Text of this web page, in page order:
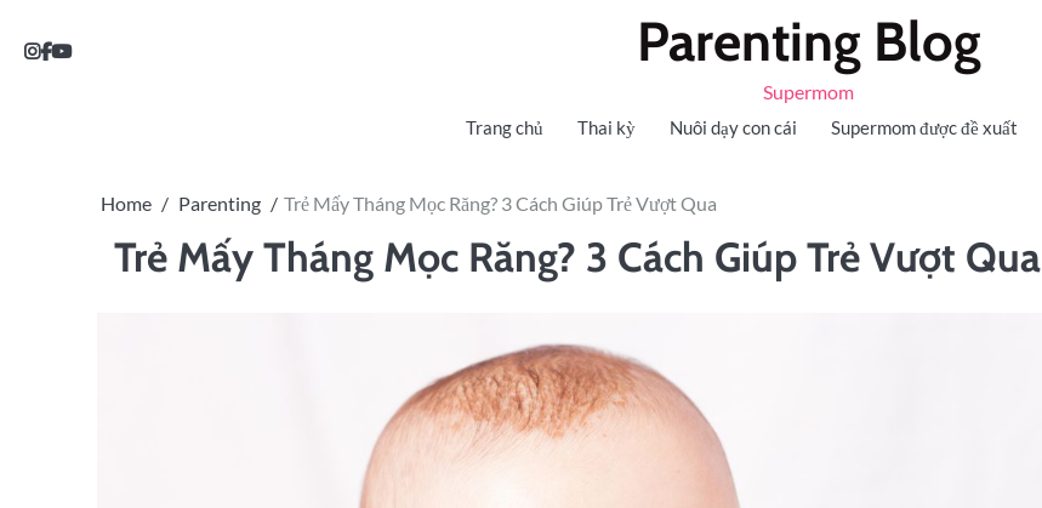
Parenting Blog
Supermom
Trang chủ Thai kỳ Nuôi dạy con cái Supermom được đề xuất
Home Parenting Trẻ Mấy Tháng Mọc Răng? 3 Cách Giúp Trẻ Vượt Qua
Trẻ Mấy Tháng Mọc Răng? 3 Cách Giúp Trẻ Vượt Qua